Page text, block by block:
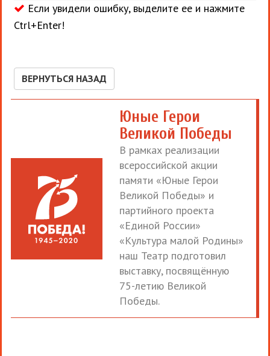
Если увидели ошибку, выделите ее и нажмите
Ctrl+Enter!
ВЕРНУТЬСЯ НАЗАД
Юные Герои
Великой Победы
В рамках реализации
всероссийской акции
памяти «Юные Герои
Великой Победы» и
партийного проекта
«Единой России»
«Культура малой Родины»
наш Театр подготовил
выставку, посвящённую
75-летию Великой
Победы.